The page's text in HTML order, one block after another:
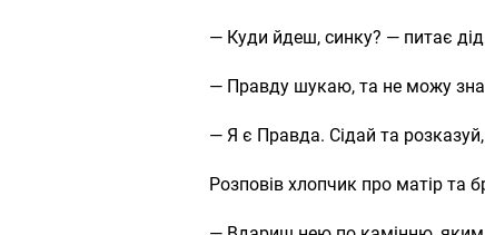
— Куди йдеш, синку? — питає
— Правду шукаю, та не можу
— Я є Правда. Сідай та
Розповів хлопчик про матір та